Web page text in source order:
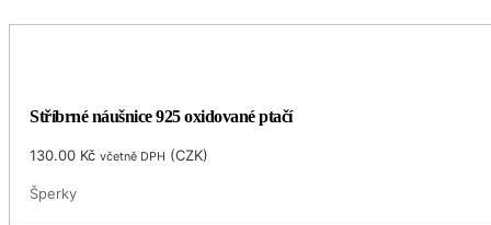
Stříbrné náušnice 925 oxidované ptačí
130.00 Kč včetně DPH (CZK)
Šperky